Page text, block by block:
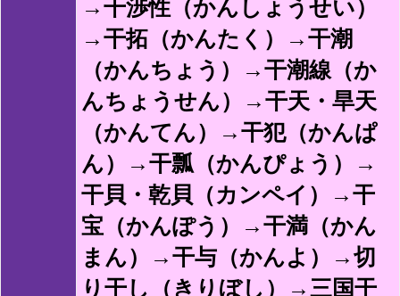
→干渉性（かんしょうせい）
→干拓（かんたく）→干潮
（かんちょう）→干潮線（か
んちょうせん）→干天・旱天
（かんてん）→干犯（かんぱ
ん）→干瓢（かんぴょう）→
干貝・乾貝（カンペイ）→干
宝（かんぽう）→干満（かん
まん）→干与（かんよ）→切
り干し（きりぼし）→三国干